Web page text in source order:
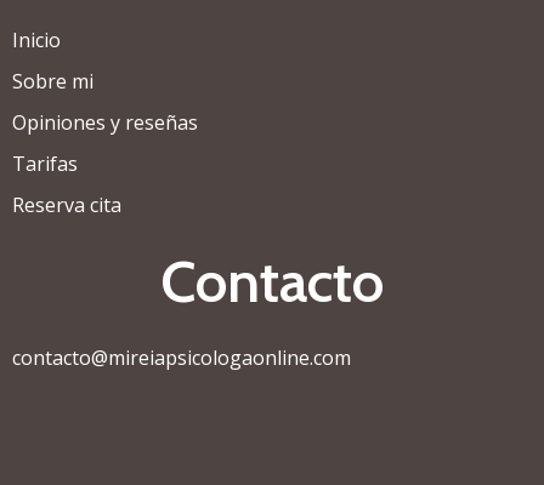
Inicio
Sobre mi
Opiniones y reseñas
Tarifas
Reserva cita
Contacto
contacto@mireiapsicologaonline.com